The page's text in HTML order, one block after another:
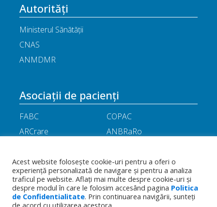
Autorități
Ministerul Sănătății
CNAS
ANMDMR
Asociații de pacienți
FABC
COPAC
ARCrare
ANBRaRo
ANHR
ARIL
APOR
Little People
Termeni
Toate drepturile rezervate - Asociația
Acest website folosește cookie-uri pentru a oferi o
experiență personalizată de navigare și pentru a analiza
traficul pe website. Aflați mai multe despre cookie-uri și
despre modul în care le folosim accesând pagina Politica
de Confidentialitate. Prin continuarea navigării, sunteți
de acord cu utilizarea acestora.